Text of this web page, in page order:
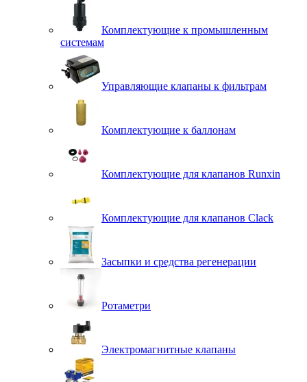
Комплектующие к промышленным
системам
Управляющие клапаны к фильтрам
Комплектующие к баллонам
Комплектующие для клапанов Runxin
Комплектующие для клапанов Clack
Засыпки и средства регенерации
Ротаметри
Электромагнитные клапаны